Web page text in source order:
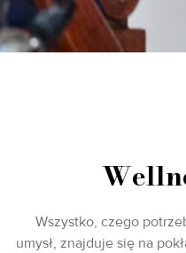
Wszystko, czego
umysł, znajduje się na